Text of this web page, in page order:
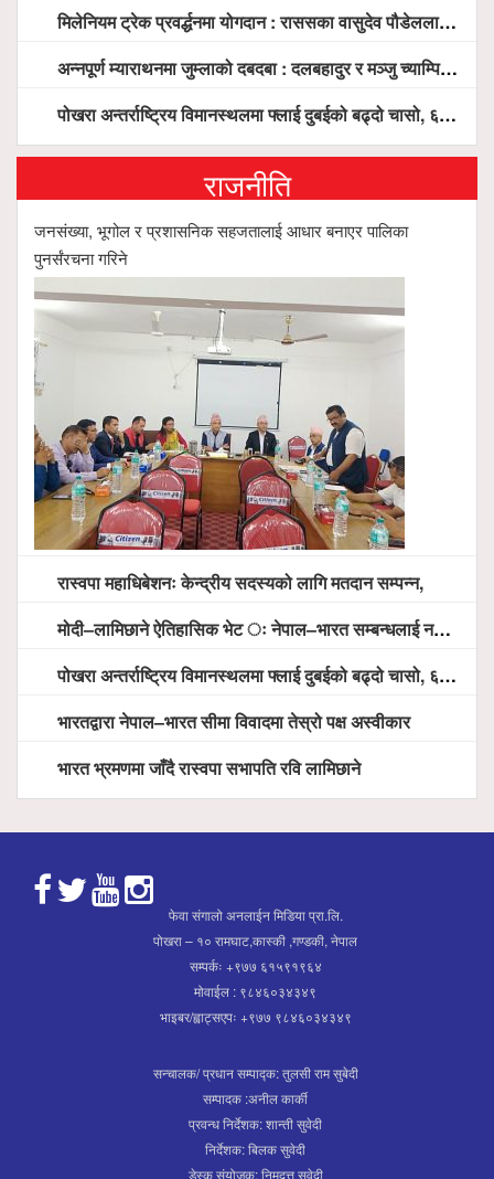
मिलेनियम ट्रेक प्रवर्द्धनमा योगदान : राससका वासुदेव पौडेललाई ‘मिलेनियम ट्रेक अवार्ड’ प्रदान गरिने
अन्नपूर्ण म्याराथनमा जुम्लाको दबदबा : दलबहादुर र मञ्जु च्याम्पियन, नगदसहित भव्य सम्मान
पोखरा अन्तर्राष्ट्रिय विमानस्थलमा फ्लाई दुबईको बढ्दो चासो, ६ घण्टा लामो प्राविधिक निरीक्षणपछि दैनिक उडानको ढोका खुल्दै
राजनीति
जनसंख्या, भूगोल र प्रशासनिक सहजतालाई आधार बनाएर पालिका
पुनर्संरचना गरिने
रास्वपा महाधिबेशनः केन्द्रीय सदस्यको लागि मतदान सम्पन्न,
मोदी–लामिछाने ऐतिहासिक भेट ः नेपाल–भारत सम्बन्धलाई नयाँ उचाइमा पु¥याउने साझा प्रतिबद्धता
पोखरा अन्तर्राष्ट्रिय विमानस्थलमा फ्लाई दुबईको बढ्दो चासो, ६ घण्टा लामो प्राविधिक निरीक्षणपछि दैनिक उडानको ढोका खुल्दै
भारतद्वारा नेपाल–भारत सीमा विवादमा तेस्रो पक्ष अस्वीकार
भारत भ्रमणमा जाँदै रास्वपा सभापति रवि लामिछाने
फेवा संगालो अनलाईन मिडिया प्रा.लि.
पोखरा – १० रामघाट,कास्की ,गण्डकी, नेपाल
सम्पर्कः +९७७ ६१५९१९६४
मोवाईल : ९८४६०३४३४९
भाइबर/ह्वाट्सएपः +९७७ ९८४६०३४३४९
सन्चालक/ प्रधान सम्पाद्क: तुलसी राम सुबेदी
सम्पादक :अनील कार्की
प्रवन्ध निर्देशक: शान्ती सुवेदी
निर्देशक: बिलक सुवेदी
डेस्क संयोजक: निमदत्त सुवेदी